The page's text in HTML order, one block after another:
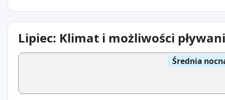
Lipiec: Klimat i możliwości
Średnia